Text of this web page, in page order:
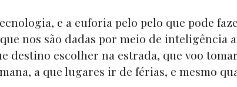
e a euforia pelo pelo que pode
nos são dadas por meio de inteligência
destino escolher na estrada, que voo
a que lugares ir de férias, e mesmo